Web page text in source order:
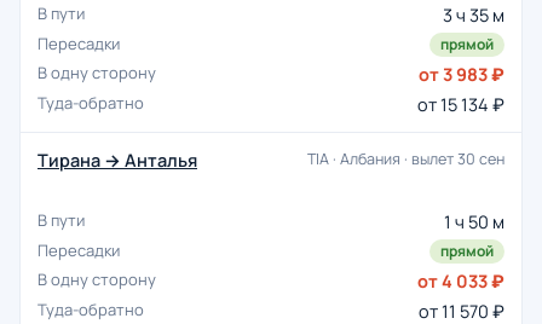
3 ч 35 м
прямой
от 3 983 ₽
от 15 134 ₽
Тирана → Анталья TIA · Албания · вылет 30 сен
1 ч 50 м
прямой
от 4 033 ₽
от 11 570 ₽